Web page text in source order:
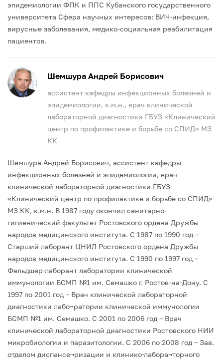
эпидемиологии ФПК и ППС Кубанского государственного
университета Сфера научных интересов: ВИЧ-инфекция,
вирусные заболевания, медико-социальная реабилитация
пациентов.
Шемшура Андрей Борисович
ассистент кафедры инфекционных болезней и
эпидемиологии, к.м.н., врач клинической
лабораторной диагностики ГБУЗ «Клинический
центр по профилактике и борьбе со СПИД» МЗ
КК
Шемшура Андрей Борисович, ассистент кафедры
инфекционных болезней и эпидемиологии, врач
клинической лабораторной диагностики ГБУЗ
«Клинический центр по профилактике и борьбе со СПИД»
МЗ КК, к.м.н. В 1987 году окончил санитарно-
гигиенический факультет Ростовского ордена Дружбы
народов медицинского института. С 1987 по 1990 год –
Старший лаборант ЦНИЛ Ростовского ордена Дружбы
народов медицинского института. С 1990 по 1997 год –
Фельдшер-лаборант лаборатории клинической
иммунологии БСМП №1 им. Семашко г. Ростов-на-Дону. С
1997 по 2001 год – Врач клинической лабораторной
диагностики лабо¬ратории клинической иммунологии
БСМП №1 им. Семашко. С 2001 по 2006 год – Врач
клинической лабораторной диагностики Ростовского НИИ
микробиологии и паразитологии. С 2006 по 2008 год – Зав.
отделом диспансе¬ризации и клинико-лабора¬торного